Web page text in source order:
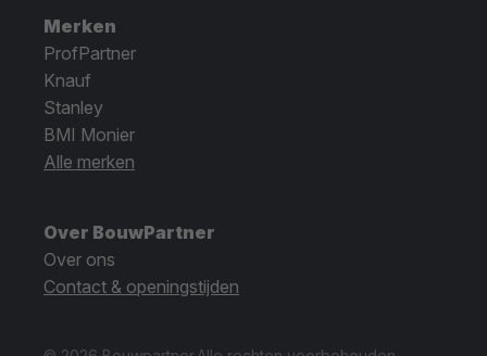
Merken
ProfPartner
Knauf
Stanley
BMI Monier
Alle merken
Over BouwPartner
Over ons
Contact & openingstijden